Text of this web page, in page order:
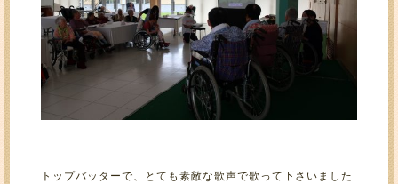
トップバッターで、とても素敵な歌声で歌って下さいました